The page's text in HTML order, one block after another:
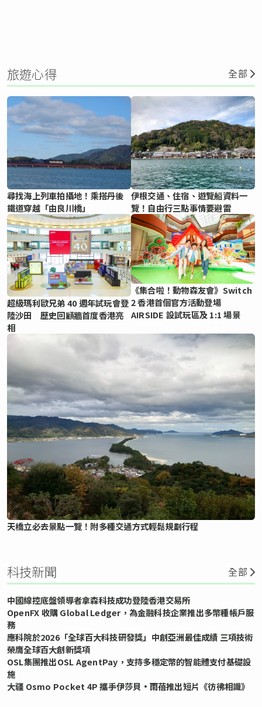
旅遊心得 全部
尋找海上列車拍攝地！乘搭丹後
鐵道穿越「由良川橋」
伊根交通、住宿、遊覽船資料一
覽！自由行三點事情要避雷
超級瑪利歐兄弟 40 週年試玩會登
陸沙田 歷史回顧牆首度香港亮
相
《集合啦！動物森友會》Switch
2 香港首個官方活動登場
AIRSIDE 設試玩區及 1:1 場景
天橋立必去景點一覽！附多種交通方式輕鬆規劃行程
科技新聞 全部
中國線控底盤領導者拿森科技成功登陸香港交易所
OpenFX 收購 Global Ledger，為金融科技企業推出多幣種帳戶服
務
應科院於2026「全球百大科技研發獎」中創亞洲最佳成績 三項技術
榮膺全球百大創新獎項
OSL集團推出OSL AgentPay，支持多穩定幣的智能體支付基礎設
施
大疆 Osmo Pocket 4P 攜手伊莎貝•雨蓓推出短片《彷彿相識》